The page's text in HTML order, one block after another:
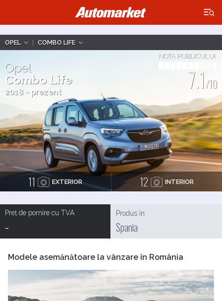
×
OPEL | COMBO LIFE
Opel
Combo Life
2018 - prezent
NOTA PUBLICULUI
7.1 /10
11 EXTERIOR 12 INTERIOR
Preț de pornire cu TVA
-
Produs în
Spania
Modele asemănătoare la vânzare în România